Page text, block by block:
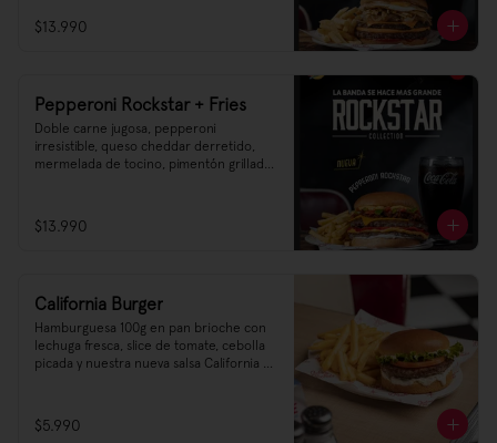
$13.990
Pepperoni Rockstar + Fries
Doble carne jugosa, pepperoni
irresistible, queso cheddar derretido,
mermelada de tocino, pimentón grillado,
$13.990
California Burger
Hamburguesa 100g en pan brioche con
lechuga fresca, slice de tomate, cebolla
picada y nuestra nueva salsa California
Desde las cálidas costas del estado de
California traemos una receta
$5.990